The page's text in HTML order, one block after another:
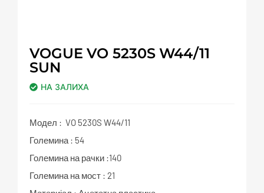
VOGUE VO 5230S W44/11
SUN
НА ЗАЛИХА
Модел : VO 5230S W44/11
Големина : 54
Големина на рачки :140
Големина на мост : 21